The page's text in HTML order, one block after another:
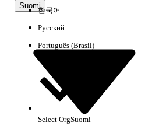
Suomi
한국어
Русский
Português (Brasil)
Select OrgSuomi